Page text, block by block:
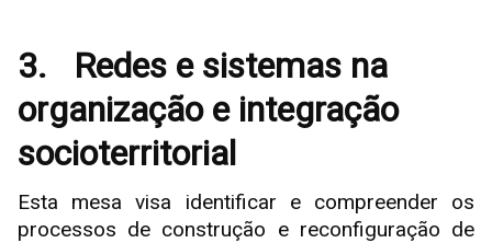
3. Redes e sistemas na
organização e integração
socioterritorial
Esta mesa visa identificar e compreender os
processos de construção e reconfiguração de